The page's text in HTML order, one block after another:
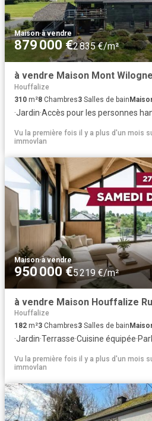
Maison·à vendre
879 000 €2 835 €/m²
à vendre Maison Mont Wilogne
Houffalize
310 m²8 Chambres3 Salles de bain
·Jardin·Accès pour les personnes
Vu la première fois il y a plus d'un mois
immovlan
Maison·à vendre
950 000 €5 219 €/m²
à vendre Maison Houffalize
Houffalize
182 m²3 Chambres3 Salles de bain
·Jardin·Terrasse·Cuisine équipée·
Vu la première fois il y a plus d'un mois
immovlan